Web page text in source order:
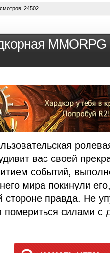
24502
вас своей
событий,
мира покинули
стороне правда. Не
помериться силами с